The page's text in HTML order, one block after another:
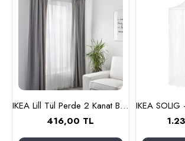
IKEA Lill Tül Perde 2 Kanat Beyaz (her Bir Kanat 280x300 Cm)
416,00 TL